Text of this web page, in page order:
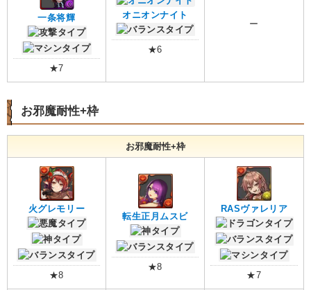
一条将輝
★7
オニオンナイト
★6
ー
お邪魔耐性+枠
お邪魔耐性+枠
火グレモリー
★8
転生正月ムスビ
★8
RASヴァレリア
★7